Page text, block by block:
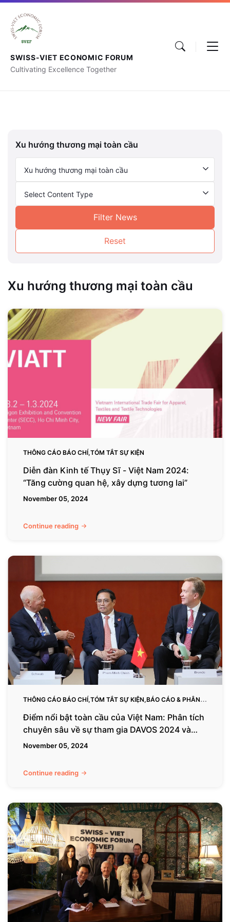
SWISS-VIET ECONOMIC FORUM
Cultivating Excellence Together
Xu hướng thương mại toàn cầu
Xu hướng thương mại toàn cầu
Select Content Type
Filter News
Reset
Xu hướng thương mại toàn cầu
Diễn
đàn
Kinh
tế
Thụy
Việt
Nam
2024:
“Tăng
cường
dựng
THÔNG CÁO BÁO CHÍ,TÓM TẮT SỰ KIỆN
Diễn đàn Kinh tế Thụy Sĩ - Việt Nam 2024:
“Tăng cường quan hệ, xây dựng tương lai”
November 05, 2024
Continue reading
Điểm
toàn
cầu
của
Việt
Nam:
Phân
tích
chuyên
tham
2024
quan
hệ
với
Thụy
Sĩ
THÔNG CÁO BÁO CHÍ,TÓM TẮT SỰ KIỆN,BÁO CÁO & PHÂN
TÍCH NGÀNH
Điểm nổi bật toàn cầu của Việt Nam: Phân tích
chuyên sâu về sự tham gia DAVOS 2024 và
mối quan hệ với Thụy Sĩ
November 05, 2024
Continue reading
Diễn
đàn
kinh
tế
Thụy
-
Việt
Nam